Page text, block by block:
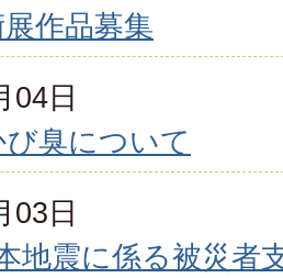
作品募集
04日
臭について
03日
地震に係る被災者